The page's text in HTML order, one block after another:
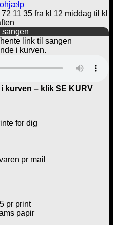
11 35 fra kl 12 middag til kl
sangen
link til sangen
i kurven.
kurven – klik SE KURV
for dig
pr mail
pr print
papir